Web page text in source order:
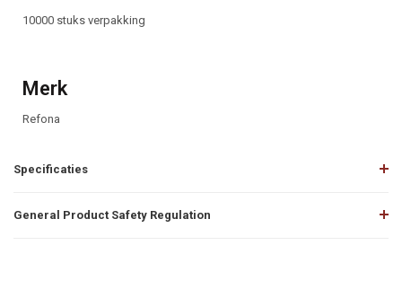
10000 stuks verpakking
Merk
Refona
Specificaties
General Product Safety Regulation